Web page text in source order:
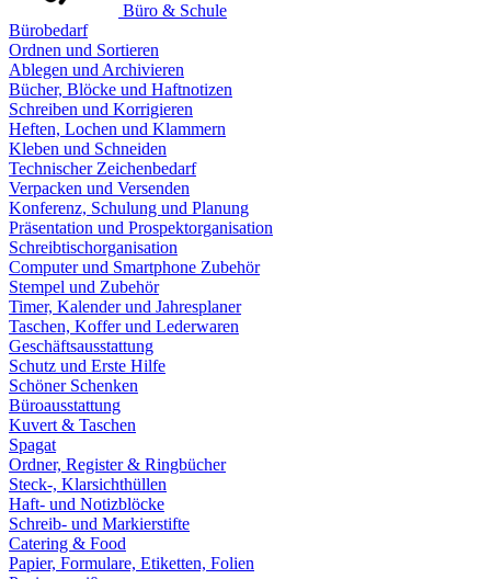
Büro & Schule
Bürobedarf
Ordnen und Sortieren
Ablegen und Archivieren
Bücher, Blöcke und Haftnotizen
Schreiben und Korrigieren
Heften, Lochen und Klammern
Kleben und Schneiden
Technischer Zeichenbedarf
Verpacken und Versenden
Konferenz, Schulung und Planung
Präsentation und Prospektorganisation
Schreibtischorganisation
Computer und Smartphone Zubehör
Stempel und Zubehör
Timer, Kalender und Jahresplaner
Taschen, Koffer und Lederwaren
Geschäftsausstattung
Schutz und Erste Hilfe
Schöner Schenken
Büroausstattung
Kuvert & Taschen
Spagat
Ordner, Register & Ringbücher
Steck-, Klarsichthüllen
Haft- und Notizblöcke
Schreib- und Markierstifte
Catering & Food
Papier, Formulare, Etiketten, Folien